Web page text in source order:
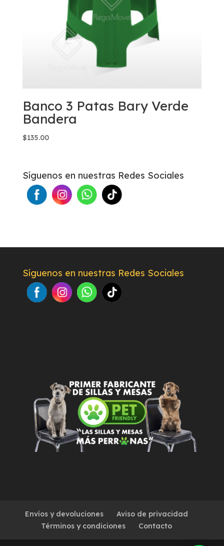
Banco 3 Patas Bary Verde
Bandera
$135.00
Síguenos en nuestras Redes Sociales
Síguenos en nuestras Redes Sociales
Envíos y devoluciones
Aviso de privacidad
Términos y condiciones
Contacto